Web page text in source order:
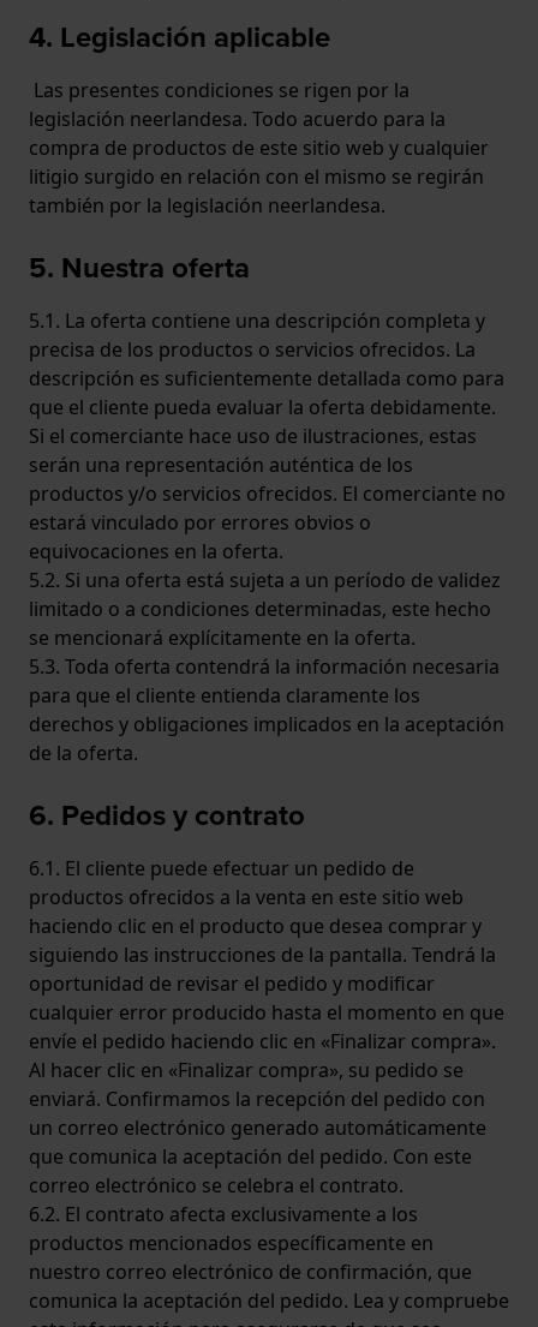
4. Legislación aplicable
Las presentes condiciones se rigen por la
legislación neerlandesa. Todo acuerdo para la
compra de productos de este sitio web y cualquier
litigio surgido en relación con el mismo se regirán
también por la legislación neerlandesa.
5. Nuestra oferta
5.1. La oferta contiene una descripción completa y
precisa de los productos o servicios ofrecidos. La
descripción es suficientemente detallada como para
que el cliente pueda evaluar la oferta debidamente.
Si el comerciante hace uso de ilustraciones, estas
serán una representación auténtica de los
productos y/o servicios ofrecidos. El comerciante no
estará vinculado por errores obvios o
equivocaciones en la oferta.
5.2. Si una oferta está sujeta a un período de validez
limitado o a condiciones determinadas, este hecho
se mencionará explícitamente en la oferta.
5.3. Toda oferta contendrá la información necesaria
para que el cliente entienda claramente los
derechos y obligaciones implicados en la aceptación
de la oferta.
6. Pedidos y contrato
6.1. El cliente puede efectuar un pedido de
productos ofrecidos a la venta en este sitio web
haciendo clic en el producto que desea comprar y
siguiendo las instrucciones de la pantalla. Tendrá la
oportunidad de revisar el pedido y modificar
cualquier error producido hasta el momento en que
envíe el pedido haciendo clic en «Finalizar compra».
Al hacer clic en «Finalizar compra», su pedido se
enviará. Confirmamos la recepción del pedido con
un correo electrónico generado automáticamente
que comunica la aceptación del pedido. Con este
correo electrónico se celebra el contrato.
6.2. El contrato afecta exclusivamente a los
productos mencionados específicamente en
nuestro correo electrónico de confirmación, que
comunica la aceptación del pedido. Lea y compruebe